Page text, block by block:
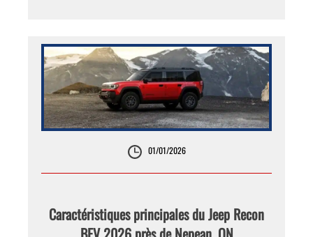
01/01/2026
Caractéristiques principales du Jeep Recon